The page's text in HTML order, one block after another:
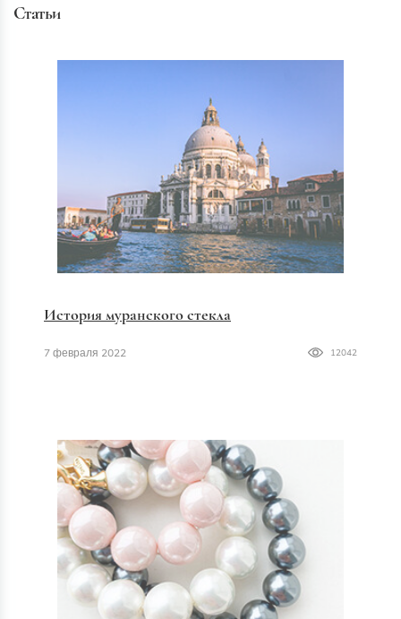
Статьи
История муранского стекла
7 февраля 2022 12042